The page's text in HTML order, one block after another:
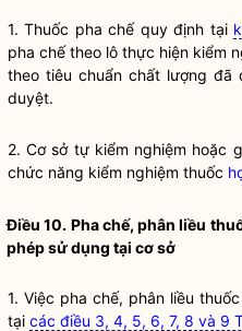
1. Thuốc pha chế quy định tại
pha chế theo lô thực hiện kiểm
theo tiêu chuẩn chất lượng
duyệt.
2. Cơ sở tự kiểm nghiệm hoặc
chức năng kiểm nghiệm thuốc
Điều 10. Pha chế, phân liều
phép sử dụng tại cơ sở
1. Việc pha chế, phân liều
tại các điều 3, 4, 5, 6, 7, 8 và 9